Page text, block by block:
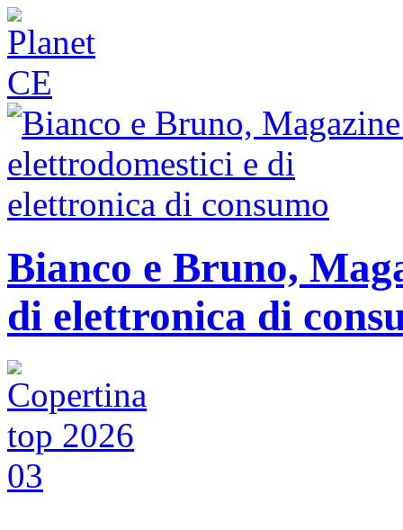
Bianco e Bruno,
di elettronica di